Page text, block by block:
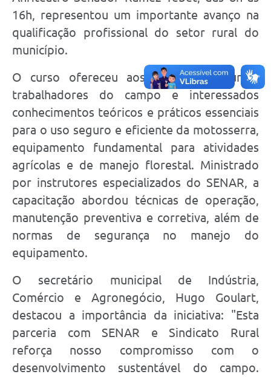
16h, representou um importante avanço na
qualificação profissional do setor rural do
município.
O curso ofereceu aos produtores rurais,
trabalhadores do campo e interessados
conhecimentos teóricos e práticos essenciais
para o uso seguro e eficiente da motosserra,
equipamento fundamental para atividades
agrícolas e de manejo florestal. Ministrado
por instrutores especializados do SENAR, a
capacitação abordou técnicas de operação,
manutenção preventiva e corretiva, além de
normas de segurança no manejo do
equipamento.
O secretário municipal de Indústria,
Comércio e Agronegócio, Hugo Goulart,
destacou a importância da iniciativa: "Esta
parceria com SENAR e Sindicato Rural
reforça nosso compromisso com o
desenvolvimento sustentável do campo.